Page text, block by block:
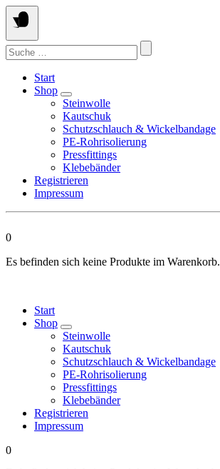
Springen
Sie
zum
Inhalt
Suchen
nach:
Start
Shop
Steinwolle
Kautschuk
Schutzschlauch & Wickelbandage
PE-Rohrisolierung
Pressfittings
Klebebänder
Registrieren
Impressum
0
Es befinden sich keine Produkte im Warenkorb.
Start
Shop
Steinwolle
Kautschuk
Schutzschlauch & Wickelbandage
PE-Rohrisolierung
Pressfittings
Klebebänder
Registrieren
Impressum
0